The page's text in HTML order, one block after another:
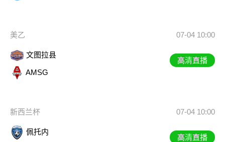
美乙 07-04 10:00
文图拉县
AMSG
高清直播
新西兰杯 07-04 10:00
佩托内
高清直播